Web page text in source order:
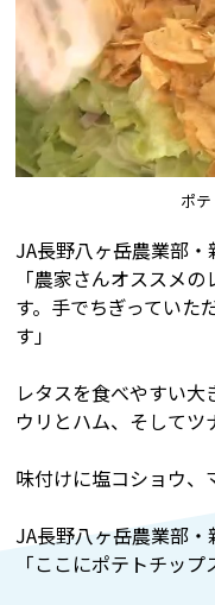
ポ
JA長野八ヶ岳農業部・
「農家さんオススメ
す。手でちぎっていた
す」
レタスを食べやすい
ウリとハム、そしてツ
味付けに塩コショウ、
JA長野八ヶ岳農業部・
「ここにポテトチッ